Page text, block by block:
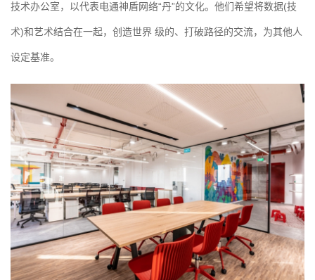
技术办公室，以代表电通神盾网络“丹”的文化。他们希望将数据(技
术)和艺术结合在一起，创造世界 级的、打破路径的交流，为其他人
设定基准。